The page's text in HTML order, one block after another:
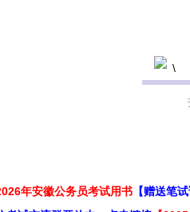
年安徽公务员考试用书 【赠送笔